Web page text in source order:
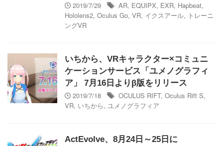
2019/7/29
AR, EQUIPX, EXR, Hapbeat,
Hololens2, Oculus Go, VR, イクスアール, トレーニ
ングVR
いちから、VRキャラクター×コミュニ
ケーションサービス「ユメノグラフィ
ア」 7月16日よりβ版をリリース
2019/7/18
OCULUS RIFT, Oculus Rift S,
VR, いちから, ユメノグラフィア
ActEvolve、8月24日～25日に